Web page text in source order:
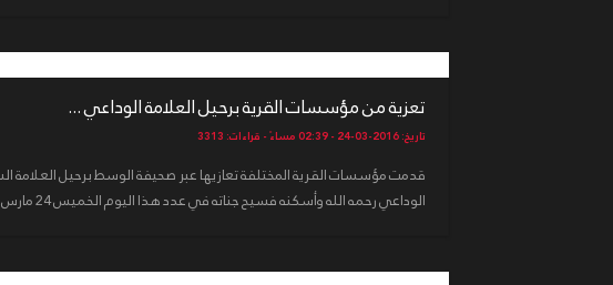
تعزية من مؤسسات القرية برحيل العلامة الوداعي ...
تاريخ: 2016-03-24 - 02:39 مساءً - قراءات: 3313
قدمت مؤسسات القرية المختلفة تعازيها عبر صحيفة الوسط برحيل العلامة
الوداعي رحمه الله وأسكنه فسيح جناته في عدد هذا اليوم الخميس 24 مارس 2016م...